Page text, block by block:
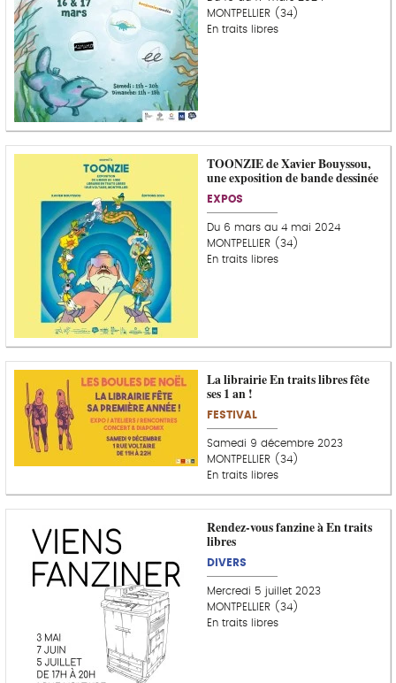
MONTPELLIER (34)
En traits libres
TOONZIE de Xavier Bouyssou,
une exposition de bande dessinée
EXPOS
Du 6 mars au 4 mai 2024
MONTPELLIER (34)
En traits libres
La librairie En traits libres fête
ses 1 an !
FESTIVAL
Samedi 9 décembre 2023
MONTPELLIER (34)
En traits libres
Rendez-vous fanzine à En traits
libres
DIVERS
Mercredi 5 juillet 2023
MONTPELLIER (34)
En traits libres